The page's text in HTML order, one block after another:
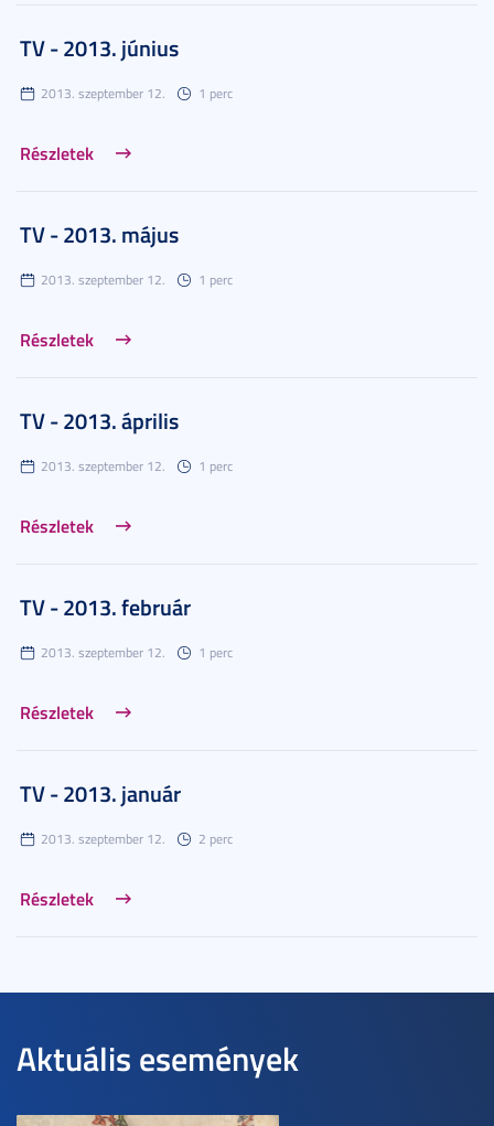
TV - 2013. június
2013. szeptember 12. 1 perc
Részletek
TV - 2013. május
2013. szeptember 12. 1 perc
Részletek
TV - 2013. április
2013. szeptember 12. 1 perc
Részletek
TV - 2013. február
2013. szeptember 12. 1 perc
Részletek
TV - 2013. január
2013. szeptember 12. 2 perc
Részletek
Aktuális események